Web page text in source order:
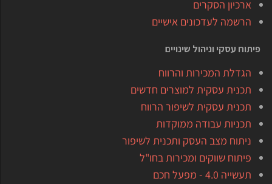
ארכיון הסקרים
הרשמה לעדכונים אישיים
פיתוח עסקי וניהול שינויים
הגדלת המכירות והרווח
תכנית עסקית למוצרים חדשים
תכנית עסקית לשיפור הרווח
תכניות עבודה ממוקדות
ניתוח מצב העסק ותכנית לשיפור
פיתוח שווקים ומכירות בחו"ל
תעשייה 4.0 - מפעל חכם